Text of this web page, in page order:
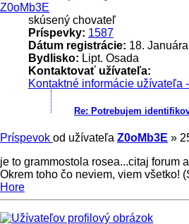
Z0oMb3E
skúsený chovateľ
Príspevky: 1587
Dátum registrácie: 18.
Bydlisko: Lipt. Osada
Kontaktovať užívateľa:
Kontaktné informácie užívateľa
Re: Potrebujem
Príspevok od užívateľa Z0oMb3E »
je to grammostola rosea...citaj forum
Okrem toho čo neviem, viem všetko!
Hore